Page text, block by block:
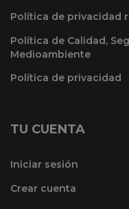
Política de privacidad
Política de Calidad,
Medioambiente
Política de privacidad
TU CUENTA
Iniciar sesión
Crear cuenta